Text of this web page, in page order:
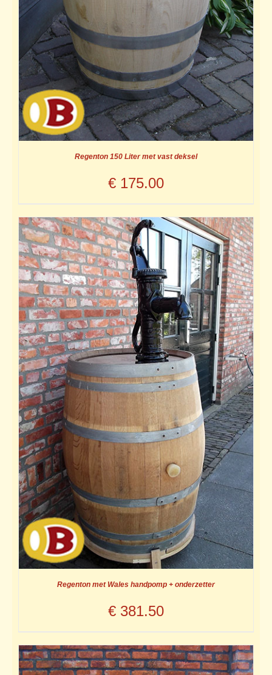
Regenton 150 Liter met vast deksel
€ 175.00
Regenton met Wales handpomp + onderzetter
€ 381.50